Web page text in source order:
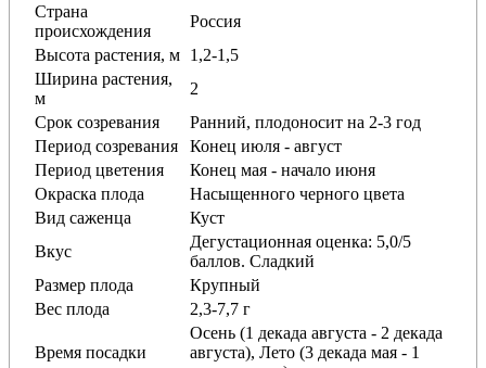
Страна
происхождения
Россия
Высота растения, м 1,2-1,5
Ширина растения,
м
2
Срок созревания
Ранний, плодоносит на 2-3 год
Период созревания
Конец июля - август
Период цветения
Конец мая - начало июня
Окраска плода
Насыщенного черного цвета
Вид саженца
Куст
Вкус
Дегустационная оценка: 5,0/5
баллов. Сладкий
Размер плода
Крупный
Вес плода
2,3-7,7 г
Время посадки
Осень (1 декада августа - 2 декада
августа), Лето (3 декада мая - 1